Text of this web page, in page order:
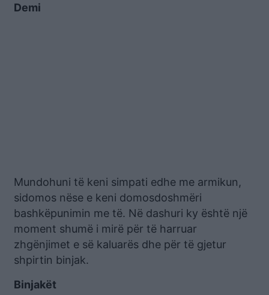
Demi
Mundohuni të keni simpati edhe me armikun,
sidomos nëse e keni domosdoshmëri
bashkëpunimin me të. Në dashuri ky është një
moment shumë i mirë për të harruar
zhgënjimet e së kaluarës dhe për të gjetur
shpirtin binjak.
Binjakët